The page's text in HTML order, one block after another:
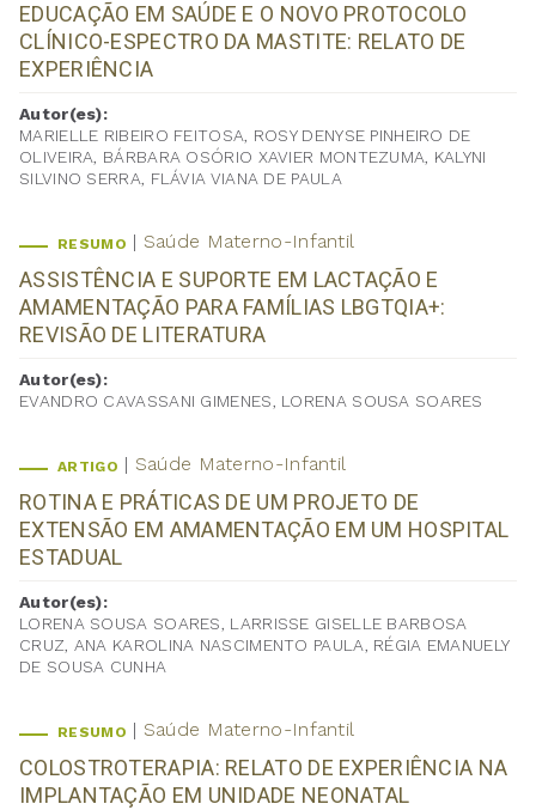
EDUCAÇÃO EM SAÚDE E O NOVO PROTOCOLO
CLÍNICO-ESPECTRO DA MASTITE: RELATO DE
EXPERIÊNCIA
Autor(es):
MARIELLE RIBEIRO FEITOSA, ROSY DENYSE PINHEIRO DE
OLIVEIRA, BÁRBARA OSÓRIO XAVIER MONTEZUMA, KALYNI
SILVINO SERRA, FLÁVIA VIANA DE PAULA
RESUMO Saúde Materno-Infantil
ASSISTÊNCIA E SUPORTE EM LACTAÇÃO E
AMAMENTAÇÃO PARA FAMÍLIAS LBGTQIA+:
REVISÃO DE LITERATURA
Autor(es):
EVANDRO CAVASSANI GIMENES, LORENA SOUSA SOARES
ARTIGO Saúde Materno-Infantil
ROTINA E PRÁTICAS DE UM PROJETO DE
EXTENSÃO EM AMAMENTAÇÃO EM UM HOSPITAL
ESTADUAL
Autor(es):
LORENA SOUSA SOARES, LARRISSE GISELLE BARBOSA
CRUZ, ANA KAROLINA NASCIMENTO PAULA, RÉGIA EMANUELY
DE SOUSA CUNHA
RESUMO Saúde Materno-Infantil
COLOSTROTERAPIA: RELATO DE EXPERIÊNCIA NA
IMPLANTAÇÃO EM UNIDADE NEONATAL